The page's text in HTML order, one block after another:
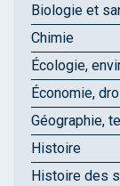
Biologie et
Chimie
Écologie,
Économie,
Géographie,
Histoire
Histoire des